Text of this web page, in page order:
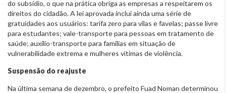
do subsídio, o que na prática obriga as empresas a respeitarem os
direitos do cidadão. A lei aprovada inclui ainda uma série de
gratuidades aos usuários: tarifa zero para vilas e favelas; passe livre
para estudantes; vale-transporte para pessoas em tratamento de
saúde; auxílio-transporte para famílias em situação de
vulnerabilidade extrema e mulheres vítimas de violência.
Suspensão do reajuste
Na última semana de dezembro, o prefeito Fuad Noman determinou